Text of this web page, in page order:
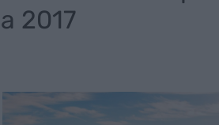
a 2017